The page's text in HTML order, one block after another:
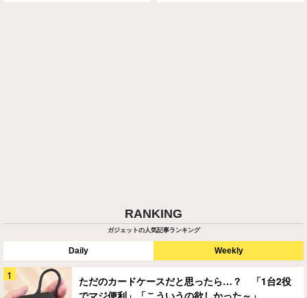
RANKING
ガジェットの人気記事ランキング
Daily Weekly
ただのカードケースだと思ったら…？ 「1台2役